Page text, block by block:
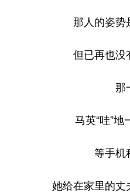
那人的姿势
但已再也没
那
马英“哇”
等手机
她给在家里的丈